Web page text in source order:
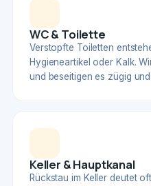
WC & Toilette
Verstopfte Toiletten
Hygieneartikel oder Kalk.
und beseitigen es zügig
Keller & Hauptkanal
Rückstau im Keller deutet